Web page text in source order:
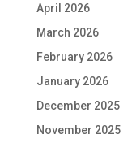
April 2026
March 2026
February 2026
January 2026
December 2025
November 2025